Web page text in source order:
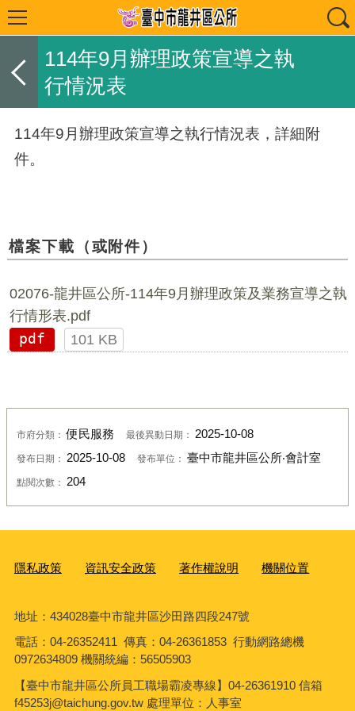
114年9月辦理政策宣導之執
行情況表
114年9月辦理政策宣導之執行情況表，詳細附
件。
檔案下載（或附件）
02076-龍井區公所-114年9月辦理政策及業務宣導之執
行情形表.pdf
pdf
101 KB
市府分類：便民服務 最後異動日期： 2025-10-08
發布日期： 2025-10-08 發布單位： 臺中市龍井區公所‧會計室
點閱次數： 204
隱私政策 資訊安全政策 著作權說明 機關位置
地址：434028臺中市龍井區沙田路四段247號
電話：04-26352411 傳真：04-26361853 行動網路總機
0972634809 機關統編：56505903
【臺中市龍井區公所員工職場霸凌專線】04-26361910 信箱
f45253j@taichung.gov.tw 處理單位：人事室